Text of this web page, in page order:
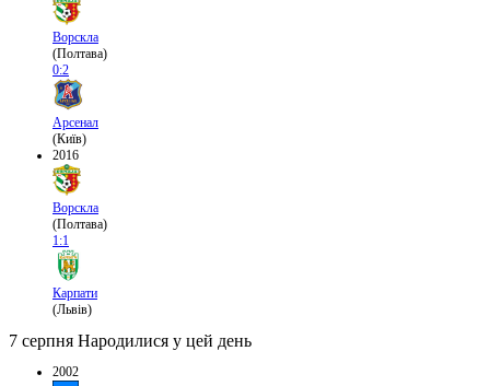
Ворскла
(Полтава)
0:2
Арсенал
(Київ)
2016
Ворскла
(Полтава)
1:1
Карпати
(Львів)
7 серпня Народилися у цей день
2002